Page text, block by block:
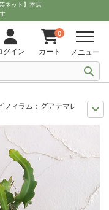
ネット】本店
グイン
0
カート メニュー
フィラム：グアテマレンス5号
エピフィラム：グアテマレ
エピフィラム：グアテマレン
グアテマレンス5号吊り鉢